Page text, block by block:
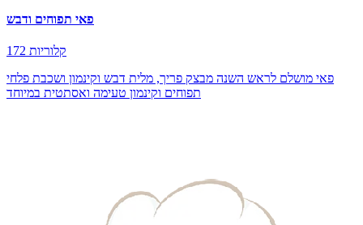
פאי תפוחים ודבש
172 קלוריות
פאי מושלם לראש השנה מבצק פריך, מלית דבש וקינמון ושכבת פלחי
תפוחים וקינמון טעימה ואסתטית במיוחד